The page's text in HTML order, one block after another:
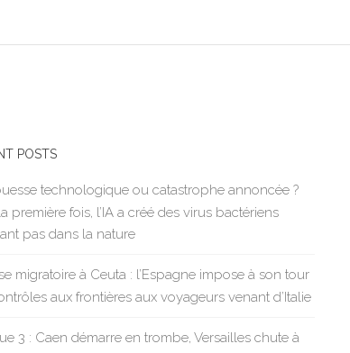
POSTS
technologique ou catastrophe annoncée ?
première fois, l’IA a créé des virus bactériens
pas dans la nature
migratoire à Ceuta : l’Espagne impose à son tour
aux frontières aux voyageurs venant d’Italie
3 : Caen démarre en trombe, Versailles chute à